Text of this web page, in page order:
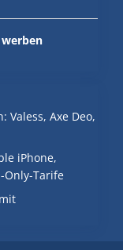
Valess, Axe Deo,
iPhone,
Only-Tarife